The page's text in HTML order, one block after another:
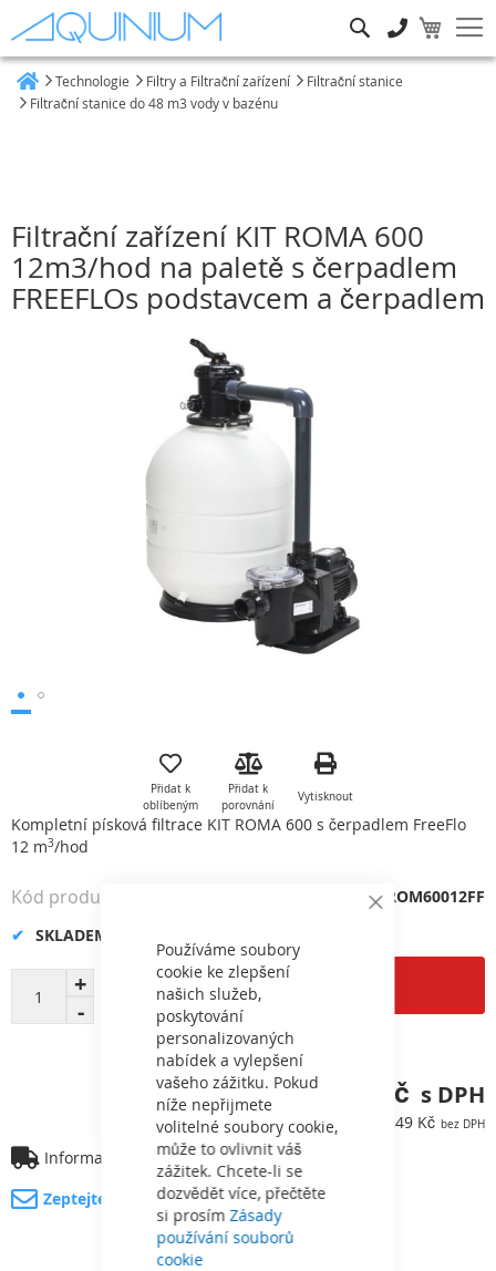
Close
Používáme soubory
cookie ke zlepšení
našich služeb,
poskytování
personalizovaných
nabídek a vylepšení
vašeho zážitku. Pokud
níže nepřijmete
volitelné soubory cookie,
může to ovlivnit váš
zážitek. Chcete-li se
dozvědět více, přečtěte
si prosímZásady
používání souborů
cookie
Technologie Filtry a Filtrační zařízení
Filtrační stanice
Filtrační stanice do 48 m3 vody v bazénu
Filtrační zařízení KIT ROMA 600
12m3/hod na paletě s čerpadlem
FREEFLOs podstavcem a čerpadlem
s
obrázky
Přidat k
oblíbeným
Přidat k
porovnání
Vytisknout
Kompletní písková filtrace KIT ROMA 600 s čerpadlem FreeFlo
12 m3/hod
Přidat do košíku
22 017,75 Kč
18 196,49 Kč
SKLADEM
Kód produktu VP-51ROM60012FF
Informace o dopravě
Zeptejte se na produkt